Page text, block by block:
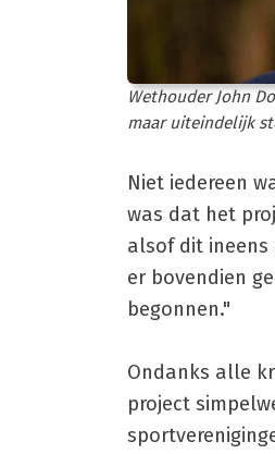
Wethouder John
maar uiteindelijk
Niet iedereen
was dat het
alsof dit ineens
er bovendien
begonnen."
Ondanks alle
project